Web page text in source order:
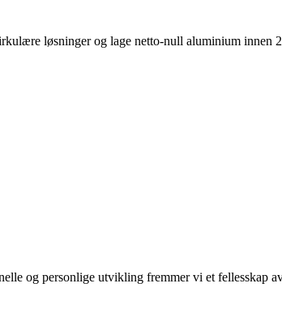
løsninger og lage netto-null aluminium innen
og personlige utvikling fremmer vi et fellesskap